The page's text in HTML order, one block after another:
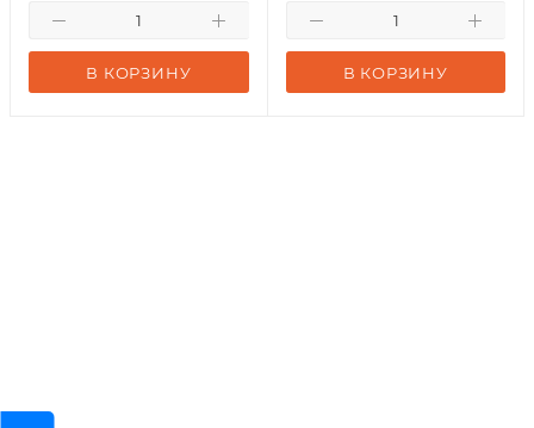
В КОРЗИНУ В КОРЗИНУ